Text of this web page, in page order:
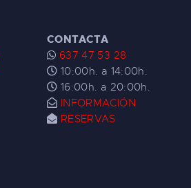
CONTACTA
637 47 53 28
10:00h. a 14:00h.
16:00h. a 20:00h.
INFORMACIÓN
RESERVAS